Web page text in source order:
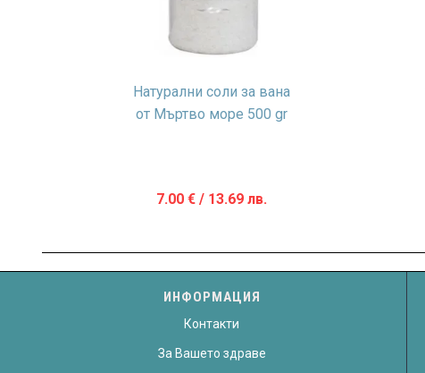
Натурални соли за вана
от Мъртво море 500 gr
7.00€ / 13.69 лв.
ИНФОРМАЦИЯ
Контакти
За Вашето здраве